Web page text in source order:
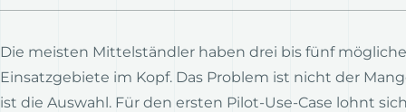
Die meisten Mittelständler haben drei bis fünf
Einsatzgebiete im Kopf. Das Problem ist nicht der
ist die Auswahl. Für den ersten Pilot-Use-Case lohnt